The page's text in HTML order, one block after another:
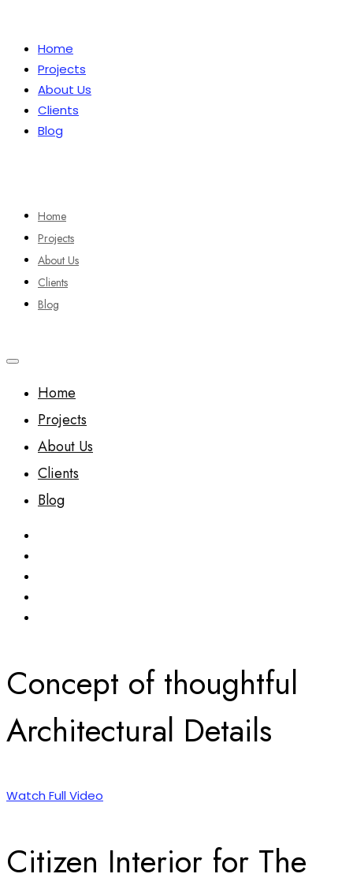
Home
Projects
About Us
Clients
Blog
Home
Projects
About Us
Clients
Blog
Home
Projects
About Us
Clients
Blog
Concept of thoughtful
Architectural Details
Watch Full Video
Citizen Interior for The